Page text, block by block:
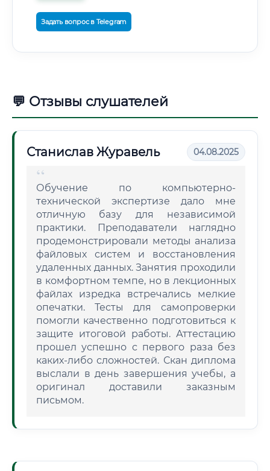
Задать вопрос в Telegram
💬 Отзывы слушателей
Станислав Журавель 04.08.2025
Обучение по компьютерно-
технической экспертизе дало мне
отличную базу для независимой
практики. Преподаватели наглядно
продемонстрировали методы анализа
файловых систем и восстановления
удаленных данных. Занятия проходили
в комфортном темпе, но в лекционных
файлах изредка встречались мелкие
опечатки. Тесты для самопроверки
помогли качественно подготовиться к
защите итоговой работы. Аттестацию
прошел успешно с первого раза без
каких-либо сложностей. Скан диплома
выслали в день завершения учебы, а
оригинал доставили заказным
письмом.